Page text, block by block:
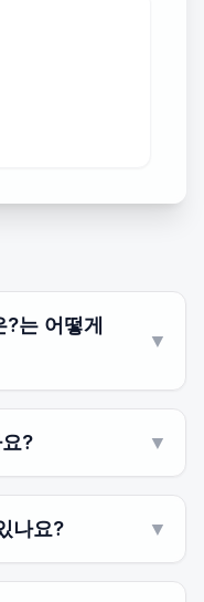
는 어떻게
▼
? ▼
나요? ▼